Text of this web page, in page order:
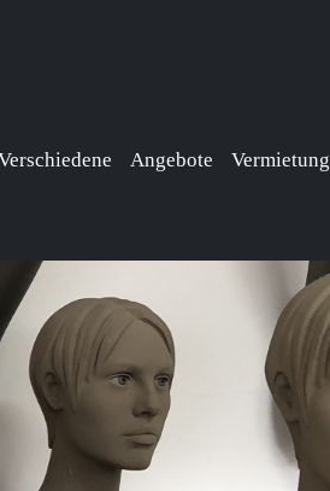
Angebote Vermietung